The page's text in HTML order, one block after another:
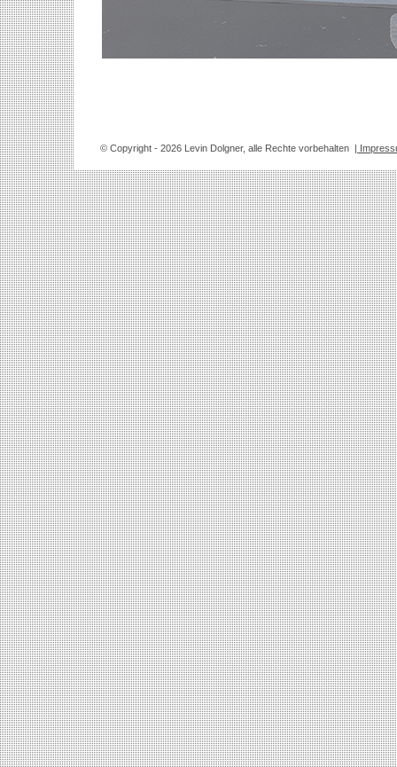
© Copyright - 2026 Levin Dolgner, alle Rechte vorbehalten |